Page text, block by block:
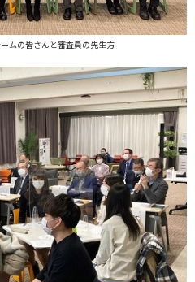
ムの皆さんと審査員の先生方